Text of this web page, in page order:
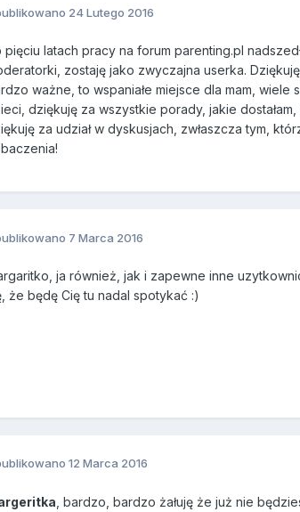
24 Lutego 2016
pięciu latach pracy na forum parenting.pl
zostaję jako zwyczajna userka.
ważne, to wspaniałe miejsce dla mam, wiele
dziękuję za wszystkie porady, jakie
za udział w dyskusjach, zwłaszcza tym,
7 Marca 2016
ja również, jak i zapewne inne
że będę Cię tu nadal spotykać :)
12 Marca 2016
, bardzo, bardzo żałuję że już nie